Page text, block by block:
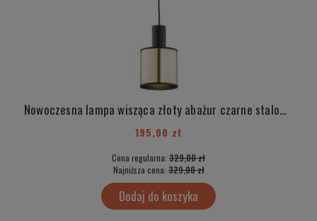
Nowoczesna lampa wisząca złoty abażur czarne stalowe elementy tuba HERMAN 4248
195,00 zł
Cena regularna: 329,00 zł
Najniższa cena:329,00 zł
Dodaj do koszyka